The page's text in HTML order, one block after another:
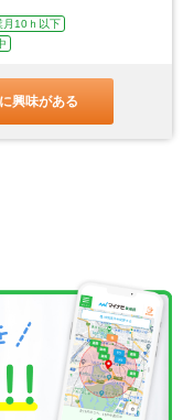
月10ｈ以下
興味がある